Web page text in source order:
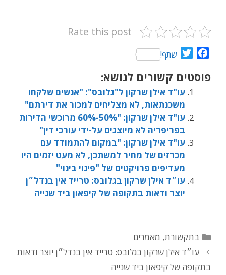
Rate this post
c
e
o
k
T
i
t
t
e
r
שתף!
פוסטים קשורים לנושא:
עו"ד אילן שרקון ל"גלובס": "אנשים שלקחו
משכנתאות, לא מצליחים למכור את דירתם"
עו"ד אילן שרקון: "50%-60% מרוכשי הדירות
בפריפריה לא מיוצגים על-ידי עורכי דין"
עו"ד אילן שרקון: "במקום להתמודד עם
מכרזים של מחיר למשתכן, לא מעט יזמים היו
מעדיפים פרויקטים של "פינוי בינוי"
עו״ד אילן שרקון בגלובס: טרייד אין בנדל״ן
יוצר ודאות בתקופה של קיפאון ביד שנייה
בתקשורת, מאמרים
עו״ד אילן שרקון בגלובס: טרייד אין בנדל״ן יוצר ודאות
בתקופה של קיפאון ביד שנייה